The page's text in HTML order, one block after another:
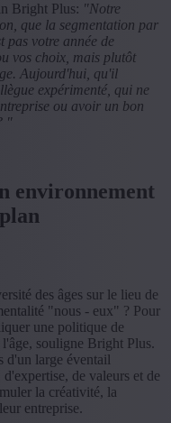
Bright Plus: "Notre
que la segmentation par
pas votre année de
vos choix, mais plutôt
Aujourd'hui, qu'il
expérimenté, qui ne
ou avoir un bon
"
environnement
des âges sur le lieu de
"nous - eux" ? Pour
une politique de
l'âge, souligne Bright Plus.
d'un large éventail
de valeurs et de
la créativité, la
entreprise.